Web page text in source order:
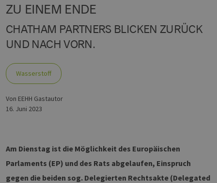
ZU EINEM ENDE
CHATHAM PARTNERS BLICKEN ZURÜCK
UND NACH VORN.
Wasserstoff
Am Dienstag ist die Möglichkeit des Europäischen
Parlaments (EP) und des Rats abgelaufen, Einspruch
gegen die beiden sog. Delegierten Rechtsakte (Delegated
von EEHH Gastautor
16. Juni 2023
REALLABOR
(BEI EEHH)
WORLD
HOCHSCHULEN